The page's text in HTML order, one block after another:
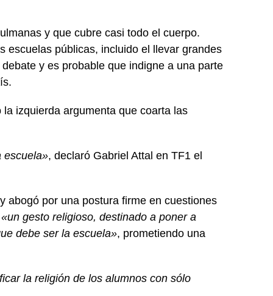
y que cubre casi todo el cuerpo.
escuelas públicas, incluido el llevar grandes
y es probable que indigne a una parte
izquierda argumenta que coarta las
escuela», declaró Gabriel Attal en TF1 el
abogó por una postura firme en cuestiones
«un gesto religioso, destinado a poner a
debe ser la escuela», prometiendo una
la religión de los alumnos con sólo